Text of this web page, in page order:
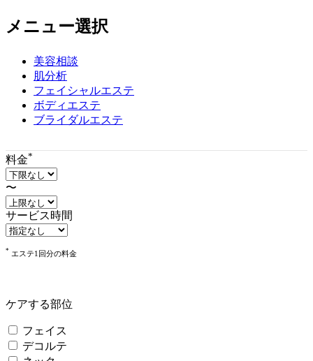
ア
メニュー選択
美容相談
肌分析
フェイシャルエステ
ボディエステ
ブライダルエステ
料金*
〜
サービス時間
* エステ1回分の料金
ケアする部位
フェイス
デコルテ